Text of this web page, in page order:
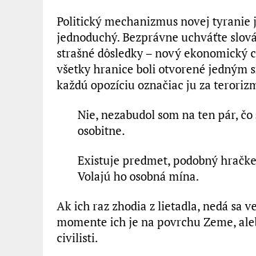
Politický mechanizmus novej
jednoduchý. Bezprávne uchváťte
strašné dôsledky – nový ekonomický
všetky hranice boli otvorené jedným
každú opozíciu označiac ju za
Nie, nezabudol som na ten pár,
osobitne.
Existuje predmet, podobný
Volajú ho osobná mína.
Ak ich raz zhodia z lietadla, nedá sa
momente ich je na povrchu Zeme,
civilisti.